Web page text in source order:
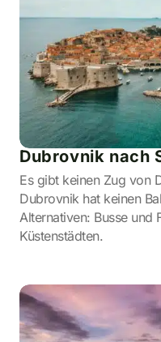
Dubrovnik nach
Es gibt keinen Zug von
Dubrovnik hat keinen
Alternativen: Busse und
Küstenstädten.